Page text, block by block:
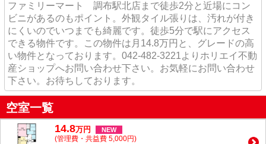
ファミリーマート 調布駅北店まで徒歩2分と近場にコン
ビニがあるのもポイント。外観タイル張りは、汚れが付き
にくいのでいつまでも綺麗です。徒歩5分で駅にアクセス
できる物件です。この物件は月14.8万円と、グレードの高
い物件となっております。042-482-3221よりホリエイ不動
産ショップへお問い合わせ下さい。お気軽にお問い合わせ
下さい。お待ちしております。
空室一覧
14.8万円 NEW
(管理費・共益費 5,000円)